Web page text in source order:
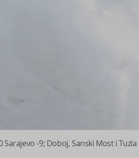
-9; Doboj, Sanski Most i Tuzla